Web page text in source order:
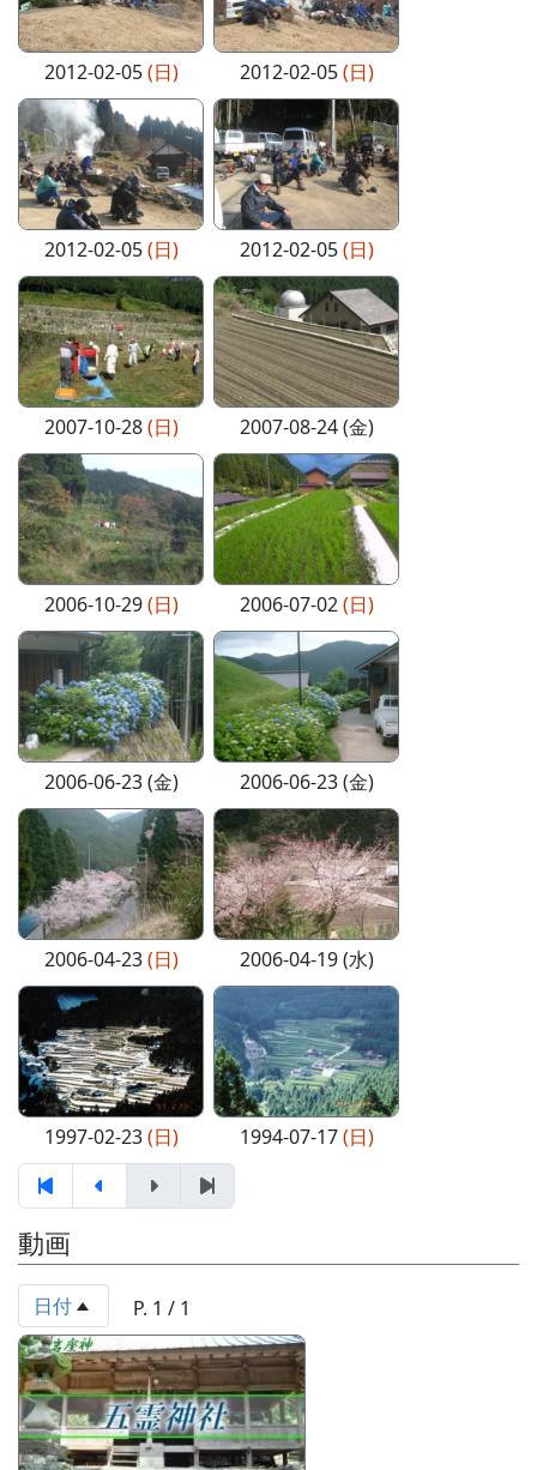
2012-02-05(日) 2012-02-05(日)
2012-02-05(日) 2012-02-05(日)
2007-10-28(日) 2007-08-24 (金)
2006-10-29(日) 2006-07-02(日)
2006-06-23 (金) 2006-06-23 (金)
2006-04-23(日) 2006-04-19 (水)
1997-02-23(日) 1994-07-17(日)
動画
日付 P. 1 / 1